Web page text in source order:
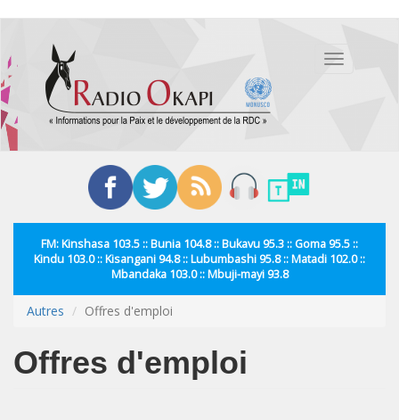
contenu
principal
Toggle
FM: Kinshasa 103.5 :: Bunia 104.8 :: Bukavu 95.3 :: Goma 95.5 ::
Kindu 103.0 :: Kisangani 94.8 :: Lubumbashi 95.8 :: Matadi 102.0 ::
Mbandaka 103.0 :: Mbuji-mayi 93.8
Autres Offres d'emploi
Offres d'emploi